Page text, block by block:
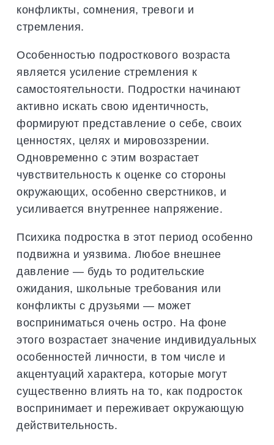
конфликты, сомнения, тревоги и
стремления.
Особенностью подросткового возраста
является усиление стремления к
самостоятельности. Подростки начинают
активно искать свою идентичность,
формируют представление о себе, своих
ценностях, целях и мировоззрении.
Одновременно с этим возрастает
чувствительность к оценке со стороны
окружающих, особенно сверстников, и
усиливается внутреннее напряжение.
Психика подростка в этот период особенно
подвижна и уязвима. Любое внешнее
давление — будь то родительские
ожидания, школьные требования или
конфликты с друзьями — может
восприниматься очень остро. На фоне
этого возрастает значение индивидуальных
особенностей личности, в том числе и
акцентуаций характера, которые могут
существенно влиять на то, как подросток
воспринимает и переживает окружающую
действительность.